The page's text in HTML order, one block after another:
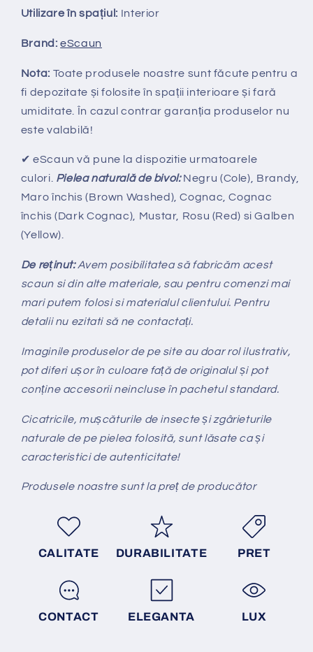
Utilizare în spațiul: Interior
Brand:eScaun
Nota: Toate produsele noastre sunt făcute pentru a
fi depozitate și folosite în spații interioare și fară
umiditate. În cazul contrar garanția produselor nu
este valabilă!
✔ eScaun vă pune la dispozitie urmatoarele
culori. Pielea naturală de bivol:Negru (Cole), Brandy,
Maro închis (Brown Washed), Cognac, Cognac
închis (Dark Cognac), Mustar, Rosu (Red) si Galben
(Yellow).
De reținut:Avem posibilitatea să fabricăm acest
scaunsi din alte materiale, sau pentru comenzi mai
mari putem folosi si materialul clientului. Pentru
detalii nu ezitati să ne contactați.
Imaginile produselor de pe site au doar rol ilustrativ,
pot diferi ușor în culoare față de originalul și pot
conține accesorii neincluse în pachetul standard.
Cicatricile, mușcăturile de insecte și zgârieturile
naturale de pe pielea folosită, sunt lăsate ca și
caracteristici de autenticitate!
Produsele noastre sunt la preț de producător
CALITATE DURABILITATE PRET
CONTACT ELEGANTA LUX